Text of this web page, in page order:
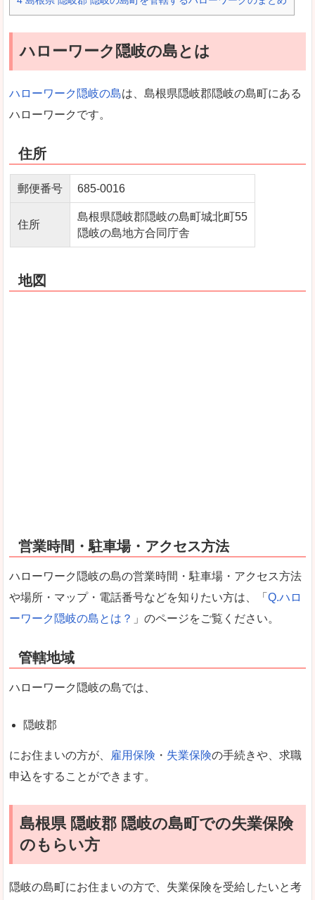
ハローワーク隠岐の島とは
ハローワーク隠岐の島は、島根県隠岐郡隠岐の島町にある
ハローワークです。
住所
郵便番号 685-0016
住所
島根県隠岐郡隠岐の島町城北町55
隠岐の島地方合同庁舎
地図
営業時間・駐車場・アクセス方法
ハローワーク隠岐の島の営業時間・駐車場・アクセス方法
や場所・マップ・電話番号などを知りたい方は、「 Q.ハロ
ーワーク隠岐の島とは？ 」のページをご覧ください。
管轄地域
ハローワーク隠岐の島では、
隠岐郡
にお住まいの方が、 雇用保険 ・ 失業保険の手続きや、求職
申込をすることができます。
島根県 隠岐郡 隠岐の島町での失業保険
のもらい方
隠岐の島町にお住まいの方で、失業保険を受給したいと考